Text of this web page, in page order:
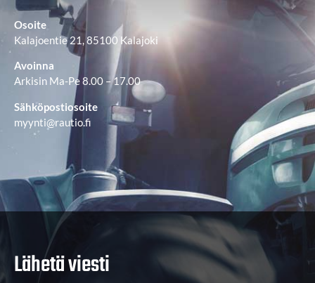
Osoite
Kalajoentie 21, 85100 Kalajoki
Avoinna
Arkisin Ma-Pe 8.00 – 17.00
Sähköpostiosoite
myynti@rautio.fi
Lähetä viesti